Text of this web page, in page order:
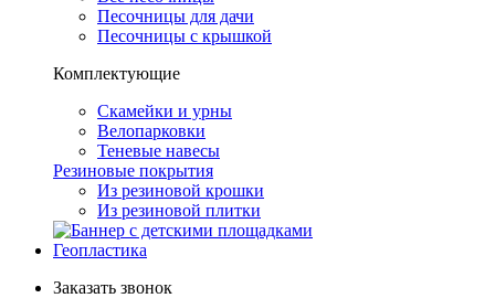
Песочницы для дачи
Песочницы с крышкой
Комплектующие
Скамейки и урны
Велопарковки
Теневые навесы
Резиновые покрытия
Из резиновой крошки
Из резиновой плитки
Геопластика
Заказать звонок